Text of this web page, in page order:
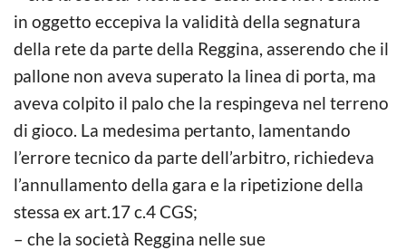
in oggetto eccepiva la validità della segnatura
della rete da parte della Reggina, asserendo che il
pallone non aveva superato la linea di porta, ma
aveva colpito il palo che la respingeva nel terreno
di gioco. La medesima pertanto, lamentando
l’errore tecnico da parte dell’arbitro, richiedeva
l’annullamento della gara e la ripetizione della
stessa ex art.17 c.4 CGS;
– che la società Reggina nelle sue